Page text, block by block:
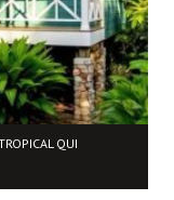
QUI